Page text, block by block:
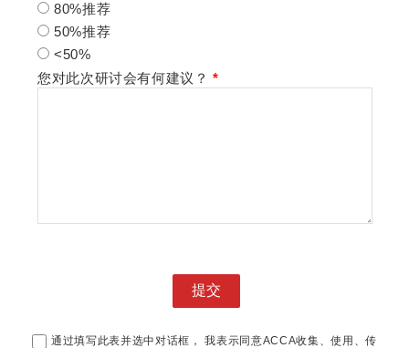
80%推荐
50%推荐
<50%
您对此次研讨会有何建议？*
通过填写此表并选中对话框， 我表示同意ACCA收集、使用、传